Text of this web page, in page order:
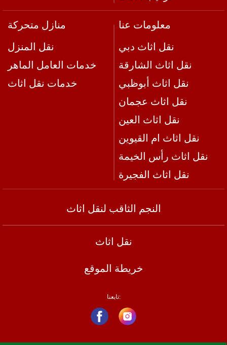
منازل متحركة
نقل المنزل
خدمات العامل الماهر
خدمات نقل اثاث
معلومات عنا
نقل اثاث دبي
نقل اثاث الشارقة
نقل اثاث أبوظبي
نقل اثاث عجمان
نقل اثاث العين
نقل اثاث ام القيوين
نقل اثاث رأس الخيمة
نقل اثاث الفجيرة
النجم الثاقب لنقل اثاث
نقل اثاث
خريطة الموقع
تابعنا: